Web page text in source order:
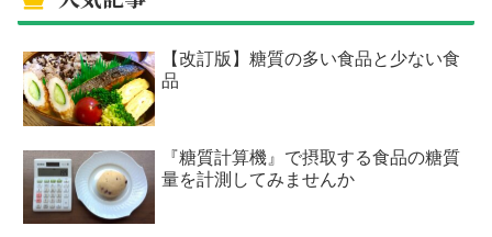
【改訂版】糖質の多い食品と少ない食
品
『糖質計算機』で摂取する食品の糖質
量を計測してみませんか